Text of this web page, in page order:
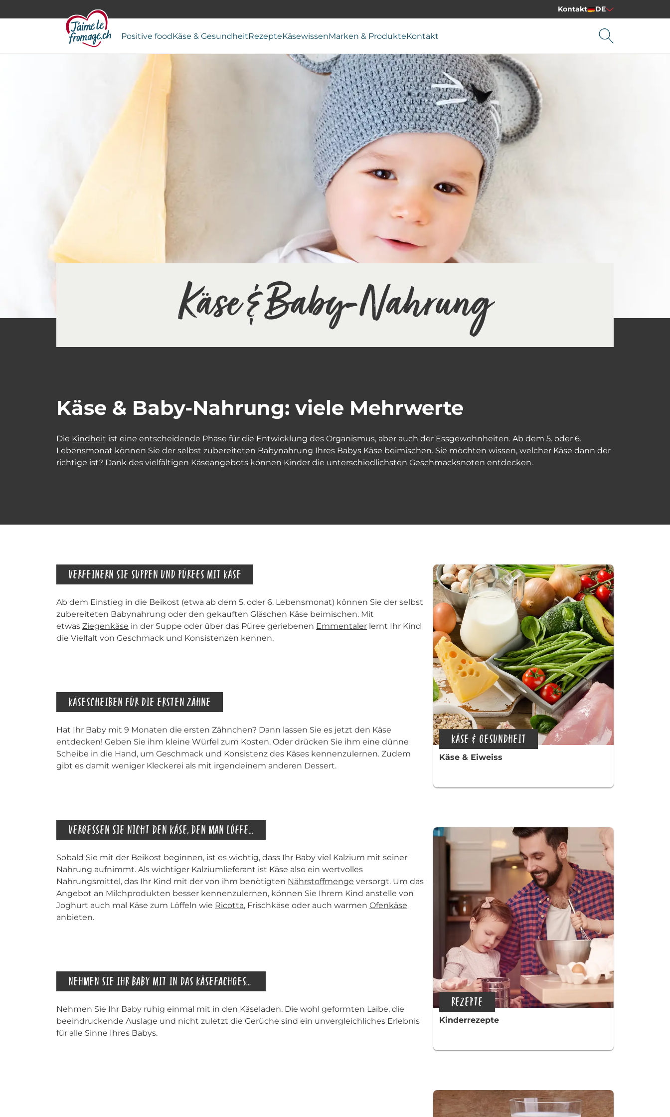
Kontakt DE
Positive foodKäse & GesundheitRezepteKäsewissenMarken & ProdukteKontakt
Käse & Baby-Nahrung
Käse & Baby-Nahrung: viele Mehrwerte
Die Kindheit ist eine entscheidende Phase für die Entwicklung des Organismus, aber auch der Essgewohnheiten. Ab dem 5. oder 6.
Lebensmonat können Sie der selbst zubereiteten Babynahrung Ihres Babys Käse beimischen. Sie möchten wissen, welcher Käse dann der
richtige ist? Dank des vielfältigen Käseangebots können Kinder die unterschiedlichsten Geschmacksnoten entdecken.
VERFEINERN SIE SUPPEN UND PÜREES MIT KÄSE
Ab dem Einstieg in die Beikost (etwa ab dem 5. oder 6. Lebensmonat) können Sie der selbst
zubereiteten Babynahrung oder den gekauften Gläschen Käse beimischen. Mit
etwas Ziegenkäse in der Suppe oder über das Püree geriebenen Emmentaler lernt Ihr Kind
die Vielfalt von Geschmack und Konsistenzen kennen.
KÄSESCHEIBEN FÜR DIE ERSTEN ZÄHNE
Hat Ihr Baby mit 9 Monaten die ersten Zähnchen? Dann lassen Sie es jetzt den Käse
entdecken! Geben Sie ihm kleine Würfel zum Kosten. Oder drücken Sie ihm eine dünne
Scheibe in die Hand, um Geschmack und Konsistenz des Käses kennenzulernen. Zudem
gibt es damit weniger Kleckerei als mit irgendeinem anderen Dessert.
VERGESSEN SIE NICHT DEN KÄSE, DEN MAN LÖFFELN KANN
Sobald Sie mit der Beikost beginnen, ist es wichtig, dass Ihr Baby viel Kalzium mit seiner
Nahrung aufnimmt. Als wichtiger Kalziumlieferant ist Käse also ein wertvolles
Nahrungsmittel, das Ihr Kind mit der von ihm benötigten Nährstoffmenge versorgt. Um das
Angebot an Milchprodukten besser kennenzulernen, können Sie Ihrem Kind anstelle von
Joghurt auch mal Käse zum Löffeln wie Ricotta, Frischkäse oder auch warmen Ofenkäse
anbieten.
NEHMEN SIE IHR BABY MIT IN DAS KÄSEFACHGESCHÄFT
Nehmen Sie Ihr Baby ruhig einmal mit in den Käseladen. Die wohl geformten Laibe, die
beeindruckende Auslage und nicht zuletzt die Gerüche sind ein unvergleichliches Erlebnis
für alle Sinne Ihres Babys.
KÄSE & GESUNDHEIT
Käse & Eiweiss
REZEPTE
Kinderrezepte